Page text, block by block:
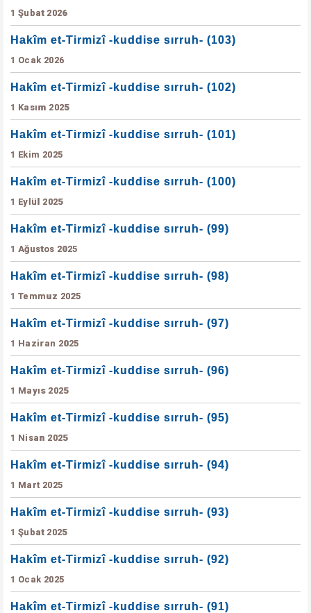
1 Şubat 2026
Hakîm et-Tirmizî -kuddise sırruh- (103)
1 Ocak 2026
Hakîm et-Tirmizî -kuddise sırruh- (102)
1 Kasım 2025
Hakîm et-Tirmizî -kuddise sırruh- (101)
1 Ekim 2025
Hakîm et-Tirmizî -kuddise sırruh- (100)
1 Eylül 2025
Hakîm et-Tirmizî -kuddise sırruh- (99)
1 Ağustos 2025
Hakîm et-Tirmizî -kuddise sırruh- (98)
1 Temmuz 2025
Hakîm et-Tirmizî -kuddise sırruh- (97)
1 Haziran 2025
Hakîm et-Tirmizî -kuddise sırruh- (96)
1 Mayıs 2025
Hakîm et-Tirmizî -kuddise sırruh- (95)
1 Nisan 2025
Hakîm et-Tirmizî -kuddise sırruh- (94)
1 Mart 2025
Hakîm et-Tirmizî -kuddise sırruh- (93)
1 Şubat 2025
Hakîm et-Tirmizî -kuddise sırruh- (92)
1 Ocak 2025
Hakîm et-Tirmizî -kuddise sırruh- (91)